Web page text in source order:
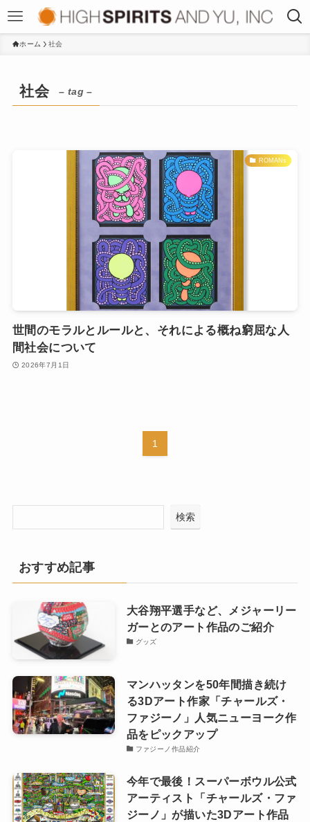
ホーム 社会
社会 – tag –
ROMANs
世間のモラルとルールと、それによる概ね窮屈な人
間社会について
2026年7月1日
1
検索
おすすめ記事
大谷翔平選手など、メジャーリー
ガーとのアート作品のご紹介
グッズ
マンハッタンを50年間描き続け
る3Dアート作家「チャールズ・
ファジーノ」人気ニューヨーク作
品をピックアップ
ファジーノ作品紹介
今年で最後！スーパーボウル公式
アーティスト「チャールズ・ファ
ジーノ」が描いた3Dアート作品